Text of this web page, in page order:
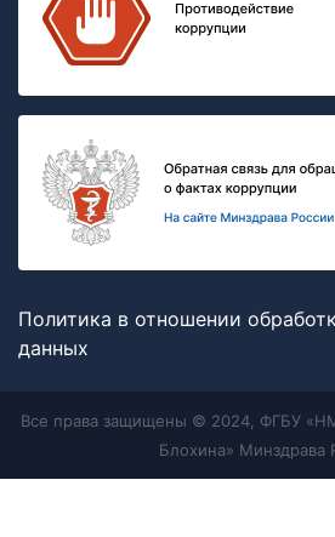
Политика в отношении
данных
Все права защищены © 2024, ФГБУ
Блохина» Минздрава